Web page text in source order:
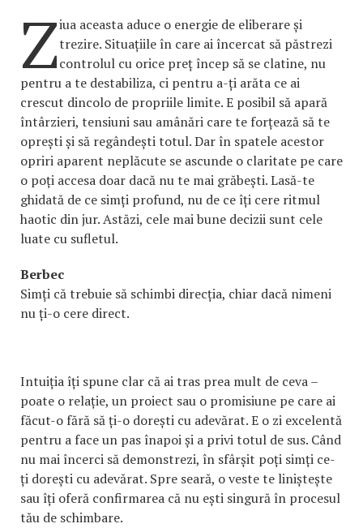
Ziua aceasta aduce o energie de eliberare și
trezire. Situațiile în care ai încercat să păstrezi
controlul cu orice preț încep să se clatine, nu
pentru a te destabiliza, ci pentru a-ți arăta ce ai
crescut dincolo de propriile limite. E posibil să apară
întârzieri, tensiuni sau amânări care te forțează să te
oprești și să regândești totul. Dar în spatele acestor
opriri aparent neplăcute se ascunde o claritate pe care
o poți accesa doar dacă nu te mai grăbești. Lasă-te
ghidată de ce simți profund, nu de ce îți cere ritmul
haotic din jur. Astăzi, cele mai bune decizii sunt cele
luate cu sufletul.
Berbec
Simți că trebuie să schimbi direcția, chiar dacă nimeni
nu ți-o cere direct.
Intuiția îți spune clar că ai tras prea mult de ceva –
poate o relație, un proiect sau o promisiune pe care ai
făcut-o fără să ți-o dorești cu adevărat. E o zi excelentă
pentru a face un pas înapoi și a privi totul de sus. Când
nu mai încerci să demonstrezi, în sfârșit poți simți ce-
ți dorești cu adevărat. Spre seară, o veste te liniștește
sau îți oferă confirmarea că nu ești singură în procesul
tău de schimbare.